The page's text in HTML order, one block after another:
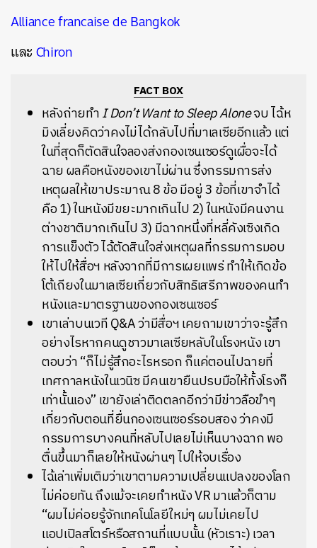
Alliance francaise de Bangkok
และChiron
FACT BOX
หลังถ่ายทำI Don’t Want to Sleep Aloneจบ ไฉ้ห
มิงเลี่ยงคิดว่าคงไม่ได้กลับไปที่มาเลเซียอีกแล้ว แต่
ในที่สุดก็ตัดสินใจลองส่งกองเซนเซอร์ดูเผื่อจะได้
ฉาย ผลคือหนังของเขาไม่ผ่าน ซึ่งกรรมการส่ง
เหตุผลให้เขาประมาณ 8 ข้อ มีอยู่ 3 ข้อที่เขาจำได้
คือ 1) ในหนังมีขยะมากเกินไป 2) ในหนังมีคนงาน
ต่างชาติมากเกินไป 3) มีฉากหนึ่งที่หลี่คังเซิงเกิด
การแข็งตัว ไฉ้ตัดสินใจส่งเหตุผลที่กรรมการมอบ
ให้ไปให้สื่อฯ หลังจากที่มีการเผยแพร่ ทำให้เกิดข้อ
โต้เถียงในมาเลเซียเกี่ยวกับสิทธิเสรีภาพของคนทำ
หนังและมาตรฐานของกองเซนเซอร์
เขาเล่าบนเวที Q&A ว่ามีสื่อฯ เคยถามเขาว่าจะรู้สึก
อย่างไรหากคนดูชาวมาเลเซียหลับในโรงหนัง เขา
ตอบว่า “ก็ไม่รู้สึกอะไรหรอก ก็แค่ตอนไปฉายที่
เทศกาลหนังในเวนิซ มีคนเขายืนปรบมือให้ทั้งโรงก็
เท่านั้นเอง” เขายังเล่าติดตลกอีกว่ามีข่าวลือขำๆ
เกี่ยวกับตอนที่ยื่นกองเซนเซอร์รอบสอง ว่าคงมี
กรรมการบางคนที่หลับไปเลยไม่เห็นบางฉาก พอ
ตื่นขึ้นมาก็เลยให้หนังผ่านๆ ไปให้จบเรื่อง
ไฉ้เล่าเพิ่มเติมว่าเขาตามความเปลี่ยนแปลงของโลก
ไม่ค่อยทัน ถึงแม้จะเคยทำหนัง VR มาแล้วก็ตาม
“ผมไม่ค่อยรู้จักเทคโนโลยีใหม่ๆ ผมไม่เคยไป
แอปเปิลสโตร์หรือสถานที่แบบนั้น (หัวเราะ) เวลา